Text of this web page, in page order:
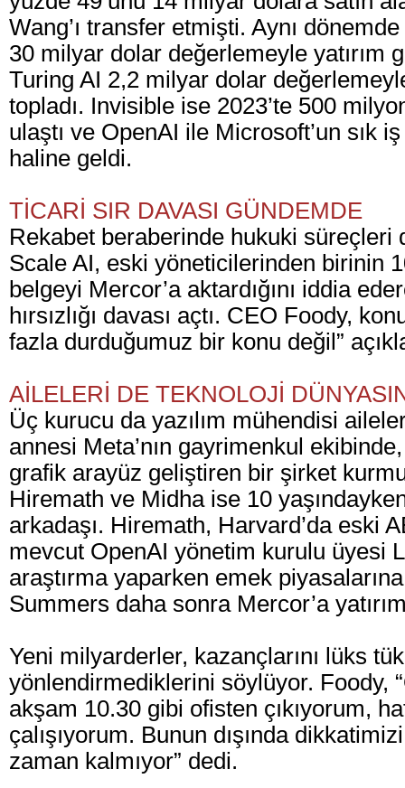
Wang’ı transfer etmişti. Aynı
30 milyar dolar değerlemeyle yatırım
Turing AI 2,2 milyar dolar
topladı. Invisible ise 2023’te 500
ulaştı ve OpenAI ile Microsoft’un sık
haline geldi.
TİCARİ SIR DAVASI GÜNDEMDE
Rekabet beraberinde hukuki süreçleri
Scale AI, eski yöneticilerinden birinin
belgeyi Mercor’a aktardığını iddia
hırsızlığı davası açtı. CEO Foody,
fazla durduğumuz bir konu değil”
AİLELERİ DE TEKNOLOJİ
Üç kurucu da yazılım mühendisi
annesi Meta’nın gayrimenkul
grafik arayüz geliştiren bir şirket
Hiremath ve Midha ise 10
arkadaşı. Hiremath, Harvard’da eski
mevcut OpenAI yönetim kurulu üyesi
araştırma yaparken emek
Summers daha sonra Mercor’a
Yeni milyarderler, kazançlarını lüks
yönlendirmediklerini söylüyor. Foody,
akşam 10.30 gibi ofisten çıkıyorum,
çalışıyorum. Bunun dışında
zaman kalmıyor” dedi.